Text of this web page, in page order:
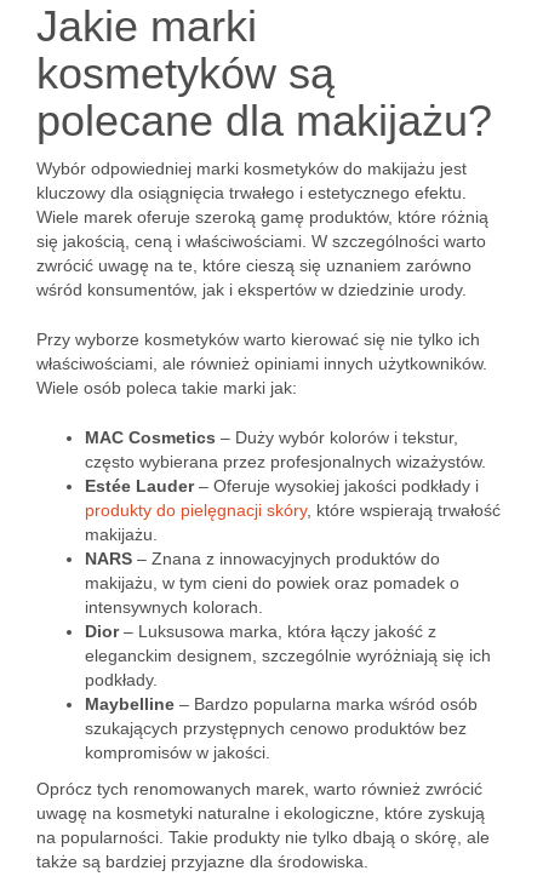
Jakie marki
kosmetyków są
polecane dla makijażu?
Wybór odpowiedniej marki kosmetyków do makijażu jest
kluczowy dla osiągnięcia trwałego i estetycznego efektu.
Wiele marek oferuje szeroką gamę produktów, które różnią
się jakością, ceną i właściwościami. W szczególności warto
zwrócić uwagę na te, które cieszą się uznaniem zarówno
wśród konsumentów, jak i ekspertów w dziedzinie urody.
Przy wyborze kosmetyków warto kierować się nie tylko ich
właściwościami, ale również opiniami innych użytkowników.
Wiele osób poleca takie marki jak:
MAC Cosmetics – Duży wybór kolorów i tekstur,
często wybierana przez profesjonalnych wizażystów.
Estée Lauder– Oferuje wysokiej jakości podkłady i
produkty do pielęgnacji skóry, które wspierają trwałość
makijażu.
NARS – Znana z innowacyjnych produktów do
makijażu, w tym cieni do powiek oraz pomadek o
intensywnych kolorach.
Dior– Luksusowa marka, która łączy jakość z
eleganckim designem, szczególnie wyróżniają się ich
podkłady.
Maybelline – Bardzo popularna marka wśród osób
szukających przystępnych cenowo produktów bez
kompromisów w jakości.
Oprócz tych renomowanych marek, warto również zwrócić
uwagę na kosmetyki naturalne i ekologiczne, które zyskują
na popularności. Takie produkty nie tylko dbają o skórę, ale
także są bardziej przyjazne dla środowiska.